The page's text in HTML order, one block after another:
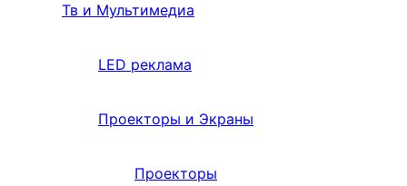
Тв и Мультимедиа
LED реклама
Проекторы и Экраны
Проекторы